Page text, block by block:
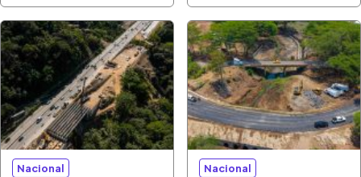
Nacional Nacional